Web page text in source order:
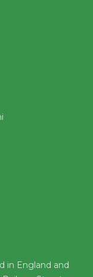
in England and